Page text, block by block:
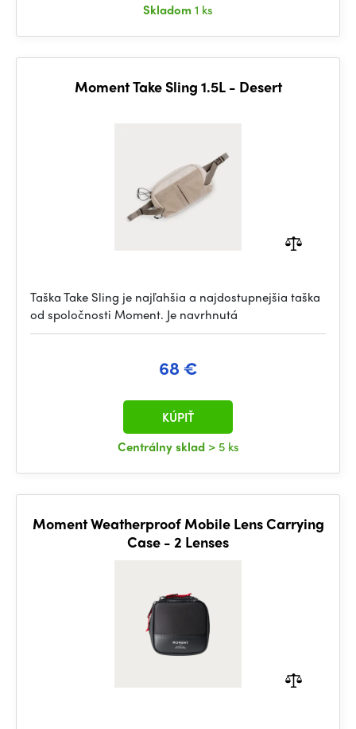
Skladom1 ks
Moment Take Sling 1.5L - Desert
Taška Take Sling je najľahšia a najdostupnejšia taška
od spoločnosti Moment. Je navrhnutá
68 €
Centrálny sklad > 5 ks
KÚPIŤ
Moment Weatherproof Mobile Lens Carrying
Case - 2 Lenses